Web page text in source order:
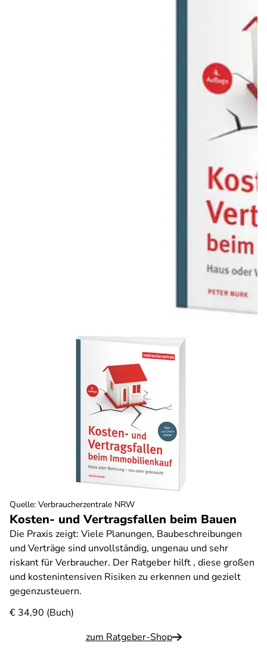
Kosten- und Vertragsfallen beim Bauen
Die Praxis zeigt: Viele Planungen, Baubeschreibungen
und Verträge sind unvollständig, ungenau und sehr
riskant für Verbraucher. Der Ratgeber hilft , diese großen
und kostenintensiven Risiken zu erkennen und gezielt
gegenzusteuern.
€ 34,90 (Buch)
zum Ratgeber-Shop
Quelle: Verbraucherzentrale NRW